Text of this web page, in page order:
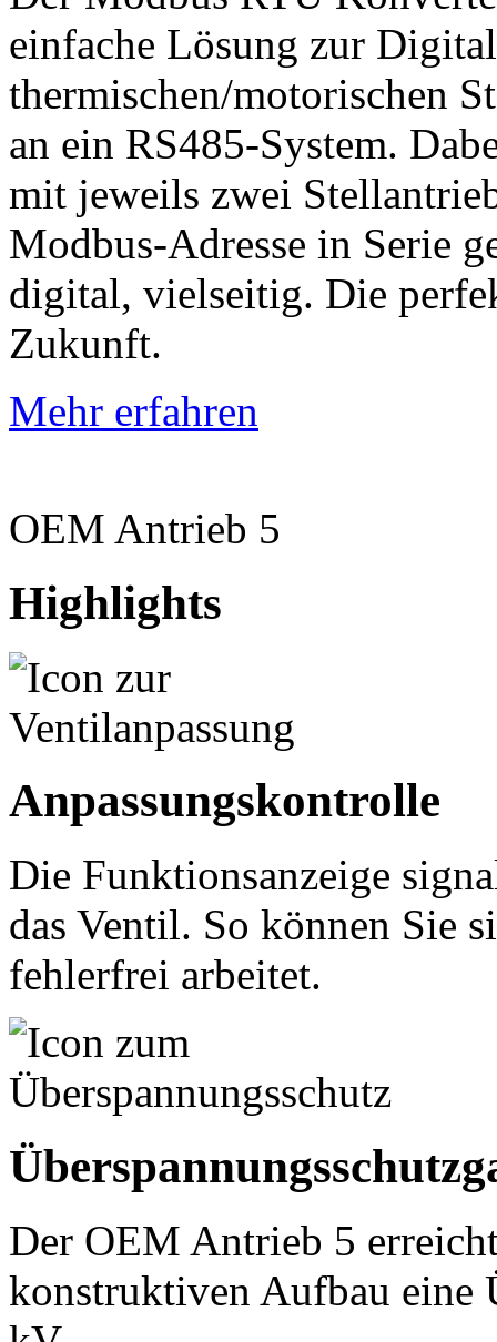
einfache Lösung zur
thermischen/motorischen
an ein RS485-System.
mit jeweils zwei
Modbus-Adresse in Serie
digital, vielseitig. Die
Zukunft.
Mehr erfahren
OEM Antrieb 5
Highlights
Anpassungskontrolle
Die Funktionsanzeige
das Ventil. So können Sie
fehlerfrei arbeitet.
Der OEM Antrieb 5
konstruktiven Aufbau eine